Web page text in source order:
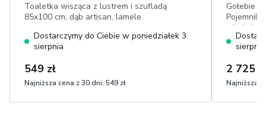
Toaletka wisząca z lustrem i szufladą
85x100 cm, dąb artisan, lamele
Dostarczymy do Ciebie w poniedziałek 3
sierpnia
549 zł
Najniższa cena z 30 dni: 549 zł
Gołebie
sierpnia
2 725
Najniższa